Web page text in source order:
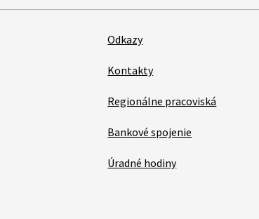
Odkazy
Kontakty
Regionálne pracoviská
Bankové spojenie
Úradné hodiny